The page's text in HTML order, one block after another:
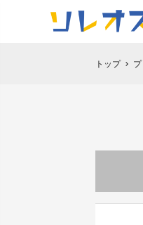
トップ chevron_right